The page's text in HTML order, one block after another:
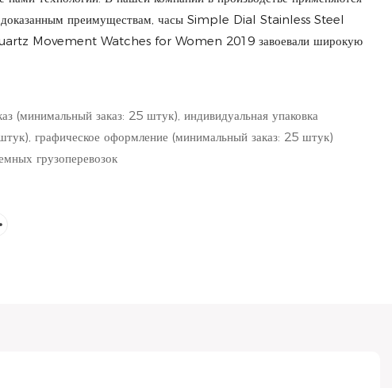
доказанным преимуществам, часы Simple Dial Stainless Steel
Movement Watches for Women 2019 завоевали широкую
(минимальный заказ: 25 штук), индивидуальная упаковка
графическое оформление (минимальный заказ: 25 штук)
грузоперевозок